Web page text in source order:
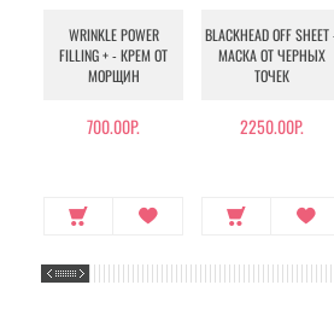
WRINKLE POWER
FILLING + - КРЕМ ОТ
МОРЩИН
700.00Р.
BLACKHEAD OFF
МАСКА ОТ ЧЕРНЫХ
ТОЧЕК
2250.00Р.